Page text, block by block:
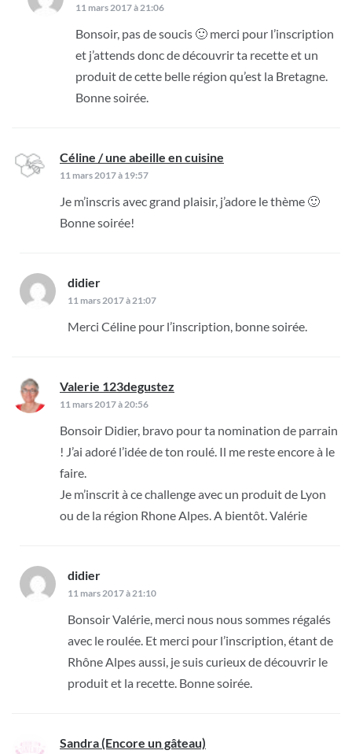
11 mars 2017 à 21:06
Bonsoir, pas de soucis 🙂 merci pour l’inscription
et j’attends donc de découvrir ta recette et un
produit de cette belle région qu’est la Bretagne.
Bonne soirée.
Céline / une abeille en cuisine
11 mars 2017 à 19:57
Je m’inscris avec grand plaisir, j’adore le thème 🙂
Bonne soirée!
didier
11 mars 2017 à 21:07
Merci Céline pour l’inscription, bonne soirée.
Valerie 123degustez
11 mars 2017 à 20:56
Bonsoir Didier, bravo pour ta nomination de parrain
! J’ai adoré l’idée de ton roulé. Il me reste encore à le
faire.
Je m’inscrit à ce challenge avec un produit de Lyon
ou de la région Rhone Alpes. A bientôt. Valérie
didier
11 mars 2017 à 21:10
Bonsoir Valérie, merci nous nous sommes régalés
avec le roulée. Et merci pour l’inscription, étant de
Rhône Alpes aussi, je suis curieux de découvrir le
produit et la recette. Bonne soirée.
Sandra (Encore un gâteau)